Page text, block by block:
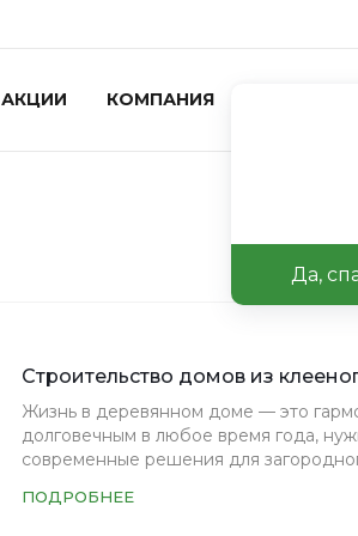
АКЦИИ КОМПАНИЯ
Строительство домов из
Жизнь в деревянном доме — это
долговечным в любое время года,
современные решения для
ПОДРОБНЕЕ
Да,